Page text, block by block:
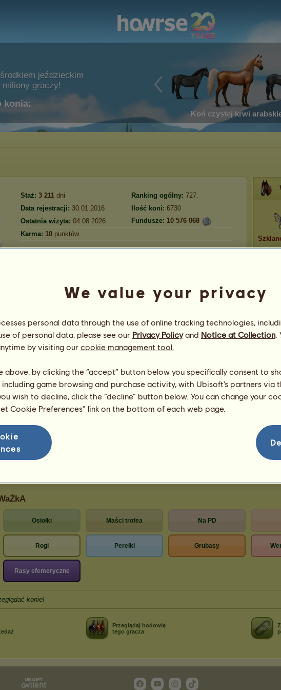
jeździeckim
miliony graczy!
konia:
Koń czystej krwi
Staż: 3 211 dni Ranking ogólny: 727.
Data rejestracji: 30.01.2016 Ilość koni: 6730
Ostatnia wizyta: 04.08.2026 Fundusze: 10 576 068
Karma: 10 punktów
18 19
WaŻkAotrzymał gratulacje 20 672
razy, włączając
zvvzia03
13 godzin temu
77
Trupia
Kate23
Virande
Osiołki Maści trofea Na PD
Rogi Perełki Grubasy
Rasy efemeryczne
konie!
Przeglądaj hodowlę
tego gracza
We value your privacy
personal data through the use of online tracking technologies,
of personal data, please see our Privacy Policyand Notice at Collection.
by visiting our cookie management tool.
above, by clicking the “accept” button below you specifically consent to
game browsing and purchase activity, with Ubisoft’s partners via
wish to decline, click the “decline” button below. You can change your
Cookie Preferences” link on the bottom of each web page.